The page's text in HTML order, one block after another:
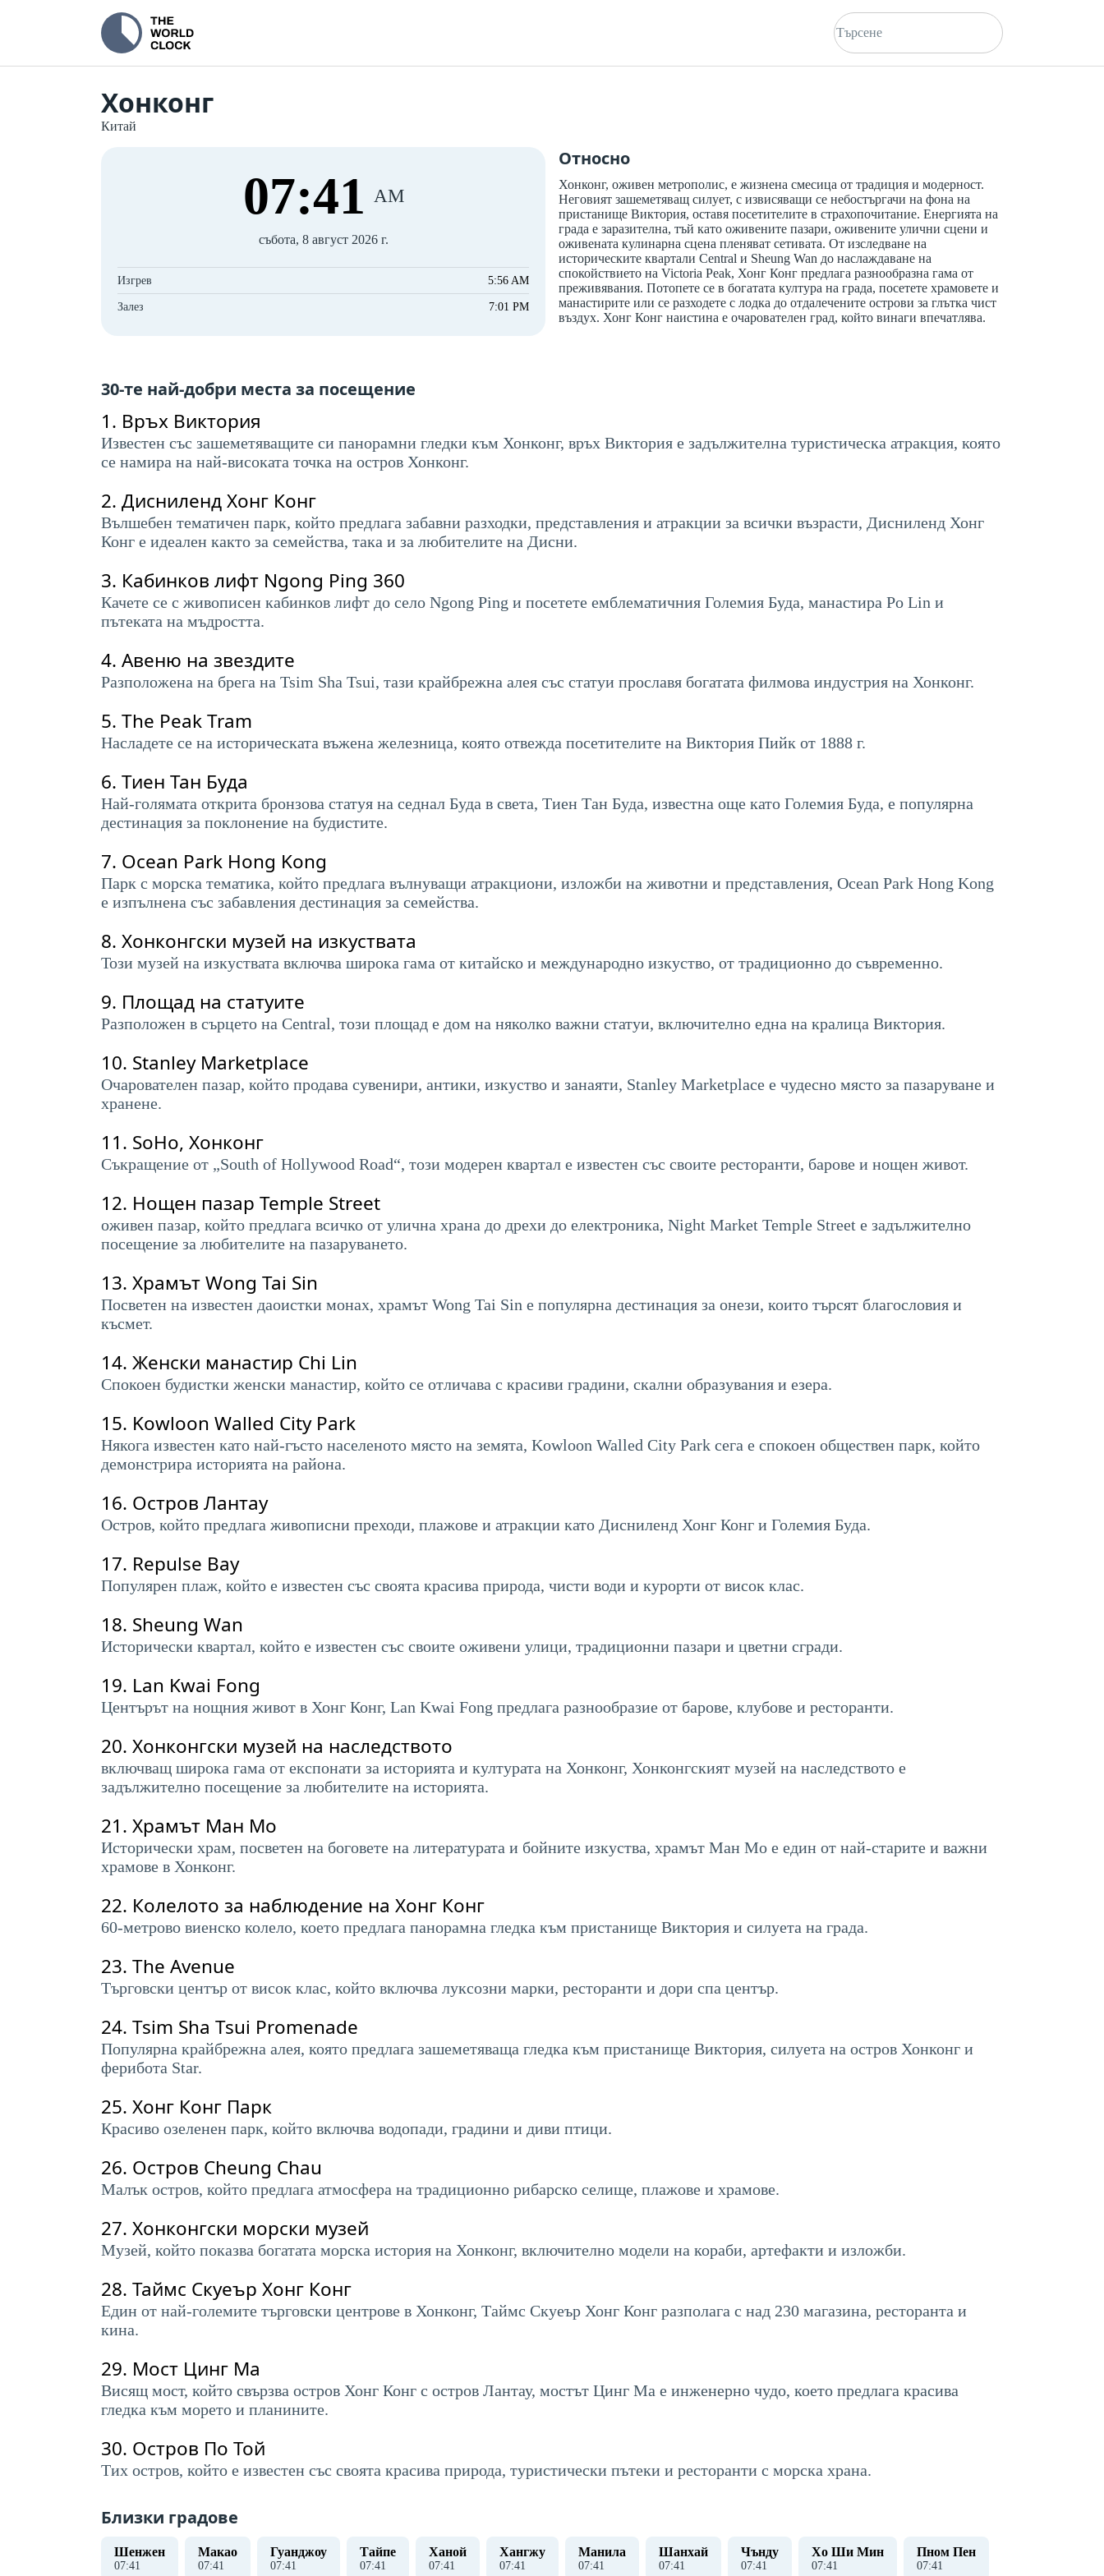
Хонконг
Китай
07:41 AM
събота, 8 август 2026 г.
Изгрев 5:56 AM
Залез 7:01 PM
Относно
Хонконг, оживен метрополис, е жизнена смесица от традиция и модерност.
Неговият зашеметяващ силует, с извисяващи се небостъргачи на фона на
пристанище Виктория, оставя посетителите в страхопочитание. Енергията на
града е заразителна, тъй като оживените пазари, оживените улични сцени и
оживената кулинарна сцена пленяват сетивата. От изследване на
историческите квартали Central и Sheung Wan до наслаждаване на
спокойствието на Victoria Peak, Хонг Конг предлага разнообразна гама от
преживявания. Потопете се в богатата култура на града, посетете храмовете и
манастирите или се разходете с лодка до отдалечените острови за глътка чист
въздух. Хонг Конг наистина е очарователен град, който винаги впечатлява.
30-те най-добри места за посещение
1. Връх Виктория
Известен със зашеметяващите си панорамни гледки към Хонконг, връх Виктория е задължителна туристическа атракция, която
се намира на най-високата точка на остров Хонконг.
2. Дисниленд Хонг Конг
Вълшебен тематичен парк, който предлага забавни разходки, представления и атракции за всички възрасти, Дисниленд Хонг
Конг е идеален както за семейства, така и за любителите на Дисни.
3. Кабинков лифт Ngong Ping 360
Качете се с живописен кабинков лифт до село Ngong Ping и посетете емблематичния Големия Буда, манастира Po Lin и
пътеката на мъдростта.
4. Авеню на звездите
Разположена на брега на Tsim Sha Tsui, тази крайбрежна алея със статуи прославя богатата филмова индустрия на Хонконг.
5. The Peak Tram
Насладете се на историческата въжена железница, която отвежда посетителите на Виктория Пийк от 1888 г.
6. Тиен Тан Буда
Най-голямата открита бронзова статуя на седнал Буда в света, Тиен Тан Буда, известна още като Големия Буда, е популярна
дестинация за поклонение на будистите.
7. Ocean Park Hong Kong
Парк с морска тематика, който предлага вълнуващи атракциони, изложби на животни и представления, Ocean Park Hong Kong
е изпълнена със забавления дестинация за семейства.
8. Хонконгски музей на изкуствата
Този музей на изкуствата включва широка гама от китайско и международно изкуство, от традиционно до съвременно.
9. Площад на статуите
Разположен в сърцето на Central, този площад е дом на няколко важни статуи, включително една на кралица Виктория.
10. Stanley Marketplace
Очарователен пазар, който продава сувенири, антики, изкуство и занаяти, Stanley Marketplace е чудесно място за пазаруване и
хранене.
11. SoHo, Хонконг
Съкращение от „South of Hollywood Road“, този модерен квартал е известен със своите ресторанти, барове и нощен живот.
12. Нощен пазар Temple Street
оживен пазар, който предлага всичко от улична храна до дрехи до електроника, Night Market Temple Street е задължително
посещение за любителите на пазаруването.
13. Храмът Wong Tai Sin
Посветен на известен даоистки монах, храмът Wong Tai Sin е популярна дестинация за онези, които търсят благословия и
късмет.
14. Женски манастир Chi Lin
Спокоен будистки женски манастир, който се отличава с красиви градини, скални образувания и езера.
15. Kowloon Walled City Park
Някога известен като най-гъсто населеното място на земята, Kowloon Walled City Park сега е спокоен обществен парк, който
демонстрира историята на района.
16. Остров Лантау
Остров, който предлага живописни преходи, плажове и атракции като Дисниленд Хонг Конг и Големия Буда.
17. Repulse Bay
Популярен плаж, който е известен със своята красива природа, чисти води и курорти от висок клас.
18. Sheung Wan
Исторически квартал, който е известен със своите оживени улици, традиционни пазари и цветни сгради.
19. Lan Kwai Fong
Центърът на нощния живот в Хонг Конг, Lan Kwai Fong предлага разнообразие от барове, клубове и ресторанти.
20. Хонконгски музей на наследството
включващ широка гама от експонати за историята и културата на Хонконг, Хонконгският музей на наследството е
задължително посещение за любителите на историята.
21. Храмът Ман Мо
Исторически храм, посветен на боговете на литературата и бойните изкуства, храмът Ман Мо е един от най-старите и важни
храмове в Хонконг.
22. Колелото за наблюдение на Хонг Конг
60-метрово виенско колело, което предлага панорамна гледка към пристанище Виктория и силуета на града.
23. The Avenue
Търговски център от висок клас, който включва луксозни марки, ресторанти и дори спа център.
24. Tsim Sha Tsui Promenade
Популярна крайбрежна алея, която предлага зашеметяваща гледка към пристанище Виктория, силуета на остров Хонконг и
ферибота Star.
25. Хонг Конг Парк
Красиво озеленен парк, който включва водопади, градини и диви птици.
26. Остров Cheung Chau
Малък остров, който предлага атмосфера на традиционно рибарско селище, плажове и храмове.
27. Хонконгски морски музей
Музей, който показва богатата морска история на Хонконг, включително модели на кораби, артефакти и изложби.
28. Таймс Скуеър Хонг Конг
Един от най-големите търговски центрове в Хонконг, Таймс Скуеър Хонг Конг разполага с над 230 магазина, ресторанта и
кина.
29. Мост Цинг Ма
Висящ мост, който свързва остров Хонг Конг с остров Лантау, мостът Цинг Ма е инженерно чудо, което предлага красива
гледка към морето и планините.
30. Остров По Той
Тих остров, който е известен със своята красива природа, туристически пътеки и ресторанти с морска храна.
Близки градове
Шенжен
07:41
Макао
07:41
Гуанджоу
07:41
Тайпе
07:41
Ханой
07:41
Хангжу
07:41
Манила
07:41
Шанхай
07:41
Чънду
07:41
Хо Ши Мин
07:41
Пном Пен
07:41